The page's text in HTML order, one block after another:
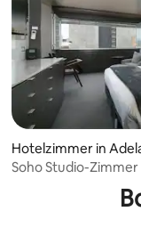
Bewertung:
Hotelzimmer in
Soho Studio-Zimmer